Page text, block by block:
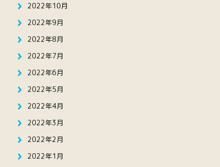
2022年10月
2022年9月
2022年8月
2022年7月
2022年6月
2022年5月
2022年4月
2022年3月
2022年2月
2022年1月